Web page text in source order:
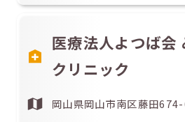
医療法人よつば会
クリニック
岡山県岡山市南区藤田